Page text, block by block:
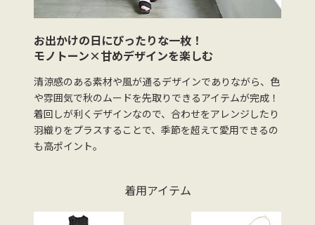
お出かけの日にぴったりな一枚！
モノトーン×甘めデザインを楽しむ
清涼感のある素材や風が通るデザインでありながら、色
や雰囲気で秋のムードを先取りできるアイテムが完成！
着回しが利くデザインなので、合わせをアレンジしたり
羽織りをプラスすることで、季節を超えて愛用できるの
も高ポイント。
着用アイテム